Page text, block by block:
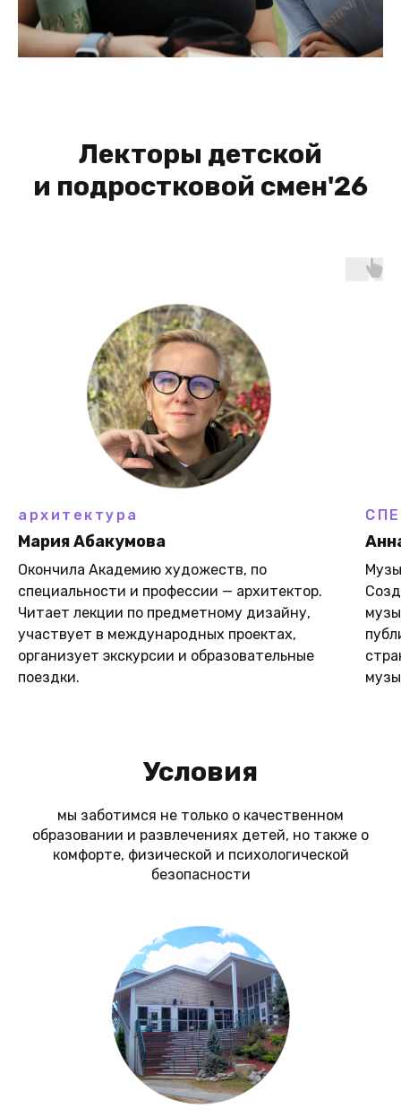
Лекторы детской
и подростковой смен'26
архитектура
Мария Абакумова
Окончила Академию художеств, по
специальности и профессии — архитектор.
Читает лекции по предметному дизайну,
участвует в международных проектах,
организует экскурсии и образовательные
поездки.
Условия
мы заботимся не только о качественном
образовании и развлечениях детей, но также о
комфорте, физической и психологической
безопасности